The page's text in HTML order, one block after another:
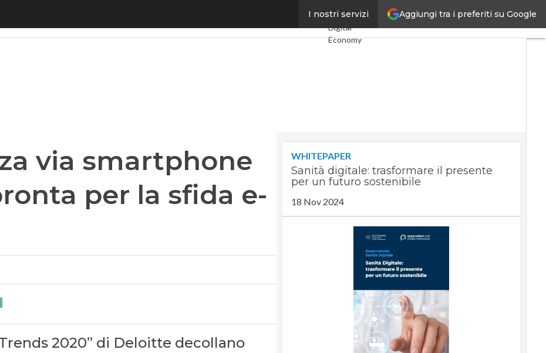
Aggiungi tra i preferiti su Google
I nostri servizi
via smartphone a +10%. L’Italia pronta per la sfida e-health?Ultimi articoli
Digital
Economy
Le Guide di
CorCom
Podcast
Privacy
via smartphone
per la sfida e-
2020” di Deloitte decollano
WHITEPAPER
Sanità digitale: trasformare il presente
per un futuro sostenibile
18 Nov 2024